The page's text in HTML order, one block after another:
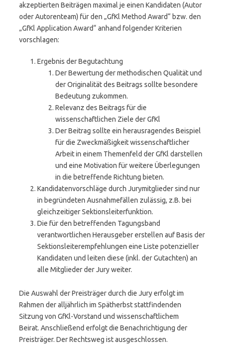
akzeptierten Beiträgen maximal je einen Kandidaten (Autor
oder Autorenteam) für den „GfKl Method Award“ bzw. den
„GfKl Application Award“ anhand folgender Kriterien
vorschlagen:
Ergebnis der Begutachtung
Der Bewertung der methodischen Qualität und
der Originalität des Beitrags sollte besondere
Bedeutung zukommen.
Relevanz des Beitrags für die
wissenschaftlichen Ziele der GfKl
Der Beitrag sollte ein herausragendes Beispiel
für die Zweckmäßigkeit wissenschaftlicher
Arbeit in einem Themenfeld der GfKl darstellen
und eine Motivation für weitere Überlegungen
in die betreffende Richtung bieten.
Kandidatenvorschläge durch Jurymitglieder sind nur
in begründeten Ausnahmefällen zulässig, z.B. bei
gleichzeitiger Sektionsleiterfunktion.
Die für den betreffenden Tagungsband
verantwortlichen Herausgeber erstellen auf Basis der
Sektionsleiterempfehlungen eine Liste potenzieller
Kandidaten und leiten diese (inkl. der Gutachten) an
alle Mitglieder der Jury weiter.
Die Auswahl der Preisträger durch die Jury erfolgt im
Rahmen der alljährlich im Spätherbst stattfindenden
Sitzung von GfKl-Vorstand und wissenschaftlichem
Beirat. Anschließend erfolgt die Benachrichtigung der
Preisträger. Der Rechtsweg ist ausgeschlossen.